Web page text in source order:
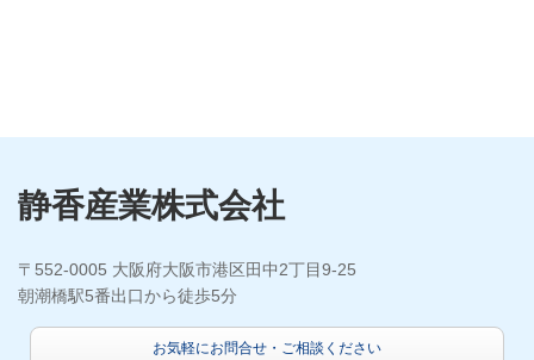
静香産業株式会社
〒552-0005 大阪府大阪市港区田中2丁目9-25
朝潮橋駅5番出口から徒歩5分
お気軽にお問合せ・ご相談ください